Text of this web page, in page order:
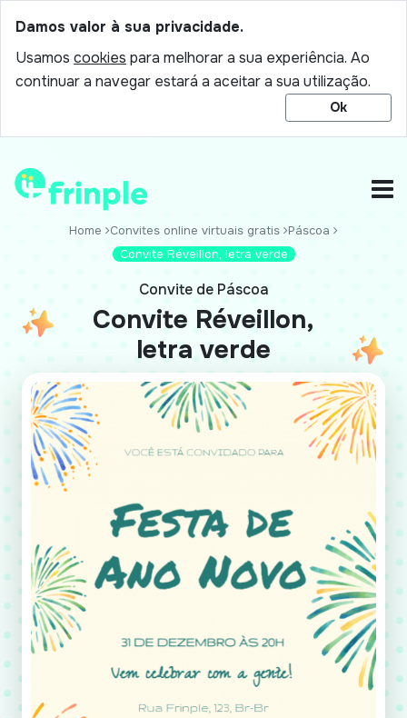
Damos valor à sua privacidade.
Usamos cookies para melhorar a sua experiência. Ao
continuar a navegar estará a aceitar a sua utilização.
Ok
Home Convites online virtuais gratis Páscoa
Convite Réveillon, letra verde
Convite de Páscoa
Convite Réveillon,
letra verde